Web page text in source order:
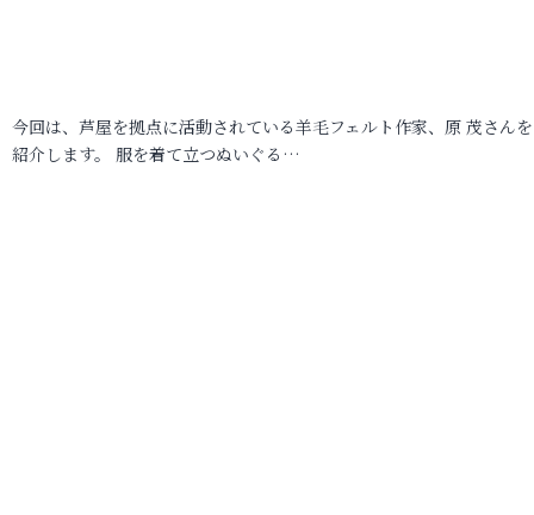
今回は、芦屋を拠点に活動されている羊毛フェルト作家、原 茂さん
紹介します。 服を着て立つぬいぐる…